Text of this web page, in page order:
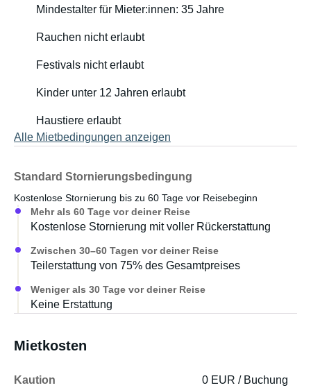
Mindestalter für Mieter:innen: 35 Jahre
Rauchen nicht erlaubt
Festivals nicht erlaubt
Kinder unter 12 Jahren erlaubt
Haustiere erlaubt
Alle Mietbedingungen anzeigen
Standard Stornierungsbedingung
Kostenlose Stornierung bis zu 60 Tage vor Reisebeginn
Mehr als 60 Tage vor deiner Reise
Kostenlose Stornierung mit voller Rückerstattung
Zwischen 30–60 Tagen vor deiner Reise
Teilerstattung von 75% des Gesamtpreises
Weniger als 30 Tage vor deiner Reise
Keine Erstattung
Mietkosten
Kaution
0 EUR / Buchung